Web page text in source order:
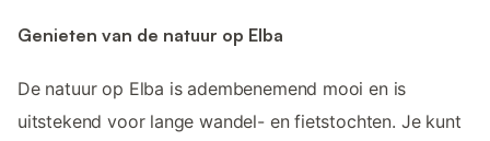
Genieten van de natuur op Elba
De natuur op Elba is adembenemend mooi en is
uitstekend voor lange wandel- en fietstochten. Je kunt